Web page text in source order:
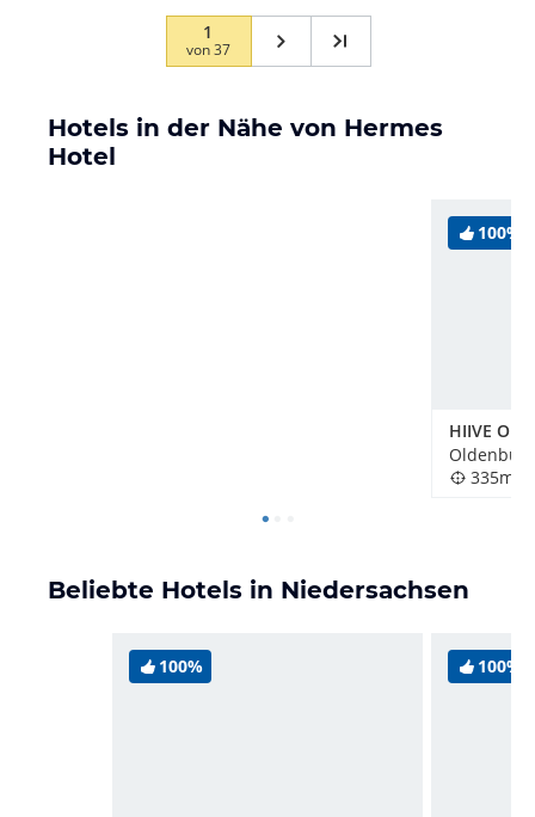
1
von37
Hotels in der Nähe von Hermes
Hotel
100%
HIIVE
335m
Beliebte Hotels in Niedersachsen
100% 100%